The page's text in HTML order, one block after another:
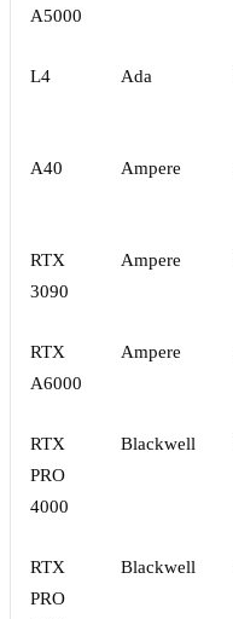
A5000
L4 Ada
A40 Ampere
RTX
3090
Ampere
RTX
A6000
Ampere
RTX
PRO
4000
Blackwell
RTX
PRO
Blackwell